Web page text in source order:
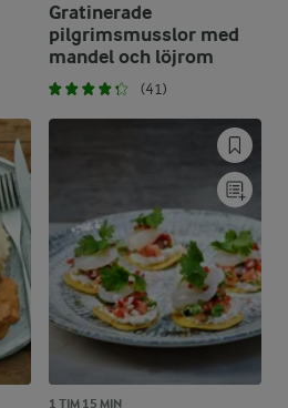
Gratinerade
pilgrimsmusslor med
mandel och löjrom
(41)
1 TIM 15 MIN